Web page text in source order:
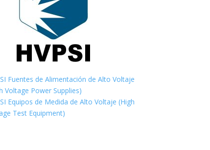
Fuentes de Alimentación de Alto Voltaje
Voltage Power Supplies)
Equipos de Medida de Alto Voltaje (High
Test Equipment)